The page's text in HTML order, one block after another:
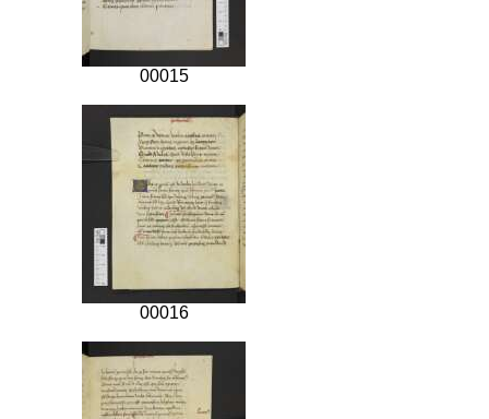
00015
00016